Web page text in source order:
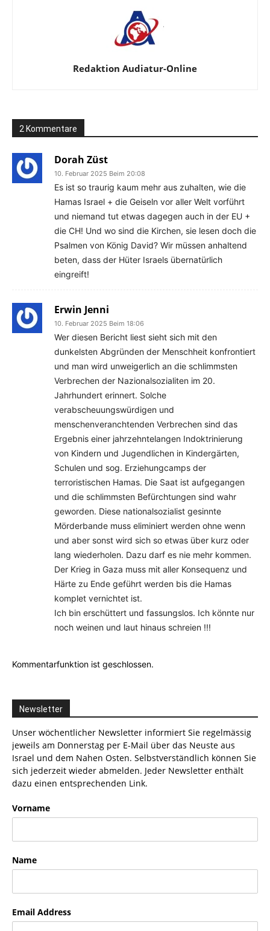
Redaktion Audiatur-Online
2 Kommentare
Dorah Züst
10. Februar 2025 Beim 20:08
Es ist so traurig kaum mehr aus zuhalten, wie die
Hamas Israel + die Geiseln vor aller Welt vorführt
und niemand tut etwas dagegen auch in der EU +
die CH! Und wo sind die Kirchen, sie lesen doch die
Psalmen von König David? Wir müssen anhaltend
beten, dass der Hüter Israels übernatürlich
eingreift!
Erwin Jenni
10. Februar 2025 Beim 18:06
Wer diesen Bericht liest sieht sich mit den
dunkelsten Abgründen der Menschheit konfrontiert
und man wird unweigerlich an die schlimmsten
Verbrechen der Nazionalsozialiten im 20.
Jahrhundert erinnert. Solche
verabscheuungswürdigen und
menschenveranchtenden Verbrechen sind das
Ergebnis einer jahrzehntelangen Indoktrinierung
von Kindern und Jugendlichen in Kindergärten,
Schulen und sog. Erziehungcamps der
terroristischen Hamas. Die Saat ist aufgegangen
und die schlimmsten Befürchtungen sind wahr
geworden. Diese nationalsozialist gesinnte
Mörderbande muss eliminiert werden ohne wenn
und aber sonst wird sich so etwas über kurz oder
lang wiederholen. Dazu darf es nie mehr kommen.
Der Krieg in Gaza muss mit aller Konsequenz und
Härte zu Ende geführt werden bis die Hamas
komplet vernichtet ist.
Ich bin erschüttert und fassungslos. Ich könnte nur
noch weinen und laut hinaus schreien !!!
Kommentarfunktion ist geschlossen.
Newsletter
Unser wöchentlicher Newsletter informiert Sie regelmässig
jeweils am Donnerstag per E-Mail über das Neuste aus
Israel und dem Nahen Osten. Selbstverständlich können Sie
sich jederzeit wieder abmelden. Jeder Newsletter enthält
dazu einen entsprechenden Link.
Vorname
Name
Email Address